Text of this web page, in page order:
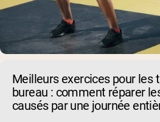
Meilleurs exercices pour les
bureau : comment réparer
causés par une journée